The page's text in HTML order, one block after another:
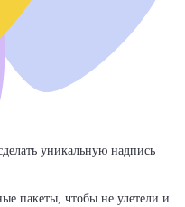
уникальную надпись
пакеты, чтобы не улетели и